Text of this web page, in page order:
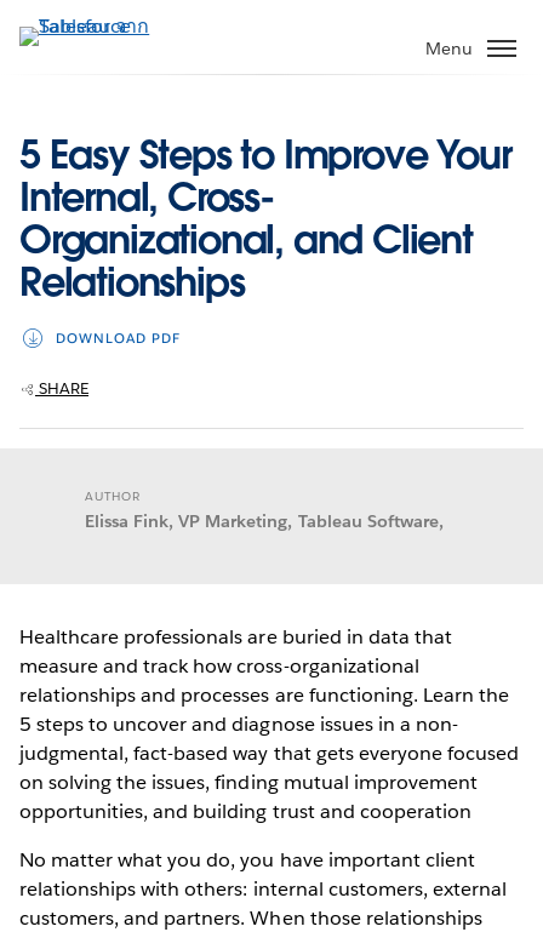
ไป
Menu
5 Easy Steps to Improve Your
Internal, Cross-
Organizational, and Client
Relationships
DOWNLOAD PDF
SHARE
AUTHOR
Elissa Fink, VP Marketing, Tableau Software,
Healthcare professionals are buried in data that
measure and track how cross-organizational
relationships and processes are functioning. Learn the
5 steps to uncover and diagnose issues in a non-
judgmental, fact-based way that gets everyone focused
on solving the issues, finding mutual improvement
opportunities, and building trust and cooperation
No matter what you do, you have important client
relationships with others: internal customers, external
customers, and partners. When those relationships